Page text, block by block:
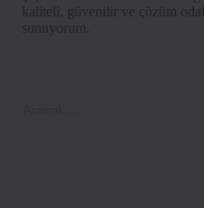
kaliteli, güvenilir ve çözüm
sunuyorum.